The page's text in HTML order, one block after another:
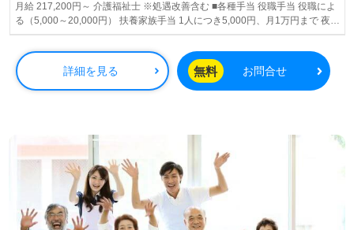
月給 217,200円～ 介護福祉士 ※処遇改善含む ■各種手当 役職手当 役職によ
る（5,000～20,000円） 扶養家族手当 1人につき5,000円、月1万円まで 夜勤
手当 1回 5,000円 住宅手当 月3万円まで・管理者5万・役員７万（条件あ
り） 転勤手当 月3万円 通勤手当 月5万円まで
詳細を見る 無料 お問合せ